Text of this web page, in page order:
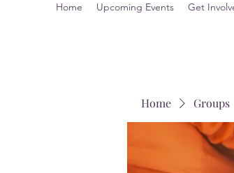
Home Upcoming Events Get
Home Groups